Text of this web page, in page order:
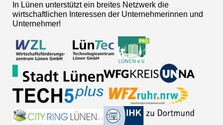
In Lünen unterstützt ein breites Netzwerk die
wirtschaftlichen Interessen der Unternehmerinnen und
Unternehmer!